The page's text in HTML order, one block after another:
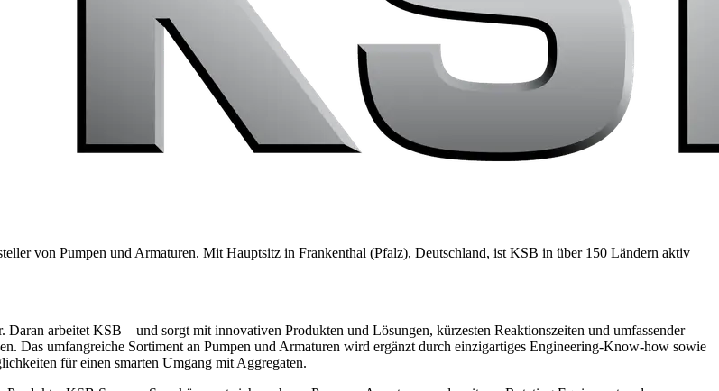
von Pumpen und Armaturen. Mit Hauptsitz in Frankenthal (Pfalz), Deutschland, ist KSB in über 150 Ländern aktiv
arbeitet KSB – und sorgt mit innovativen Produkten und Lösungen, kürzesten Reaktionszeiten und umfassender
Das umfangreiche Sortiment an Pumpen und Armaturen wird ergänzt durch einzigartiges Engineering-Know-how sowie
für einen smarten Umgang mit Aggregaten.